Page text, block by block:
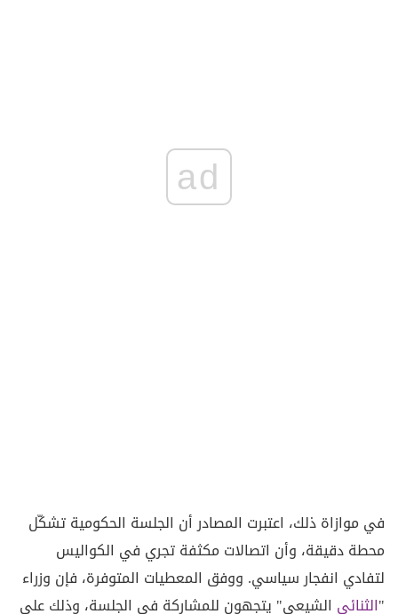
ad
في موازاة ذلك، اعتبرت المصادر أن الجلسة الحكومية تشكّل
محطة دقيقة، وأن اتصالات مكثفة تجري في الكواليس
لتفادي انفجار سياسي. ووفق المعطيات المتوفرة، فإن وزراء
"الثنائي الشيعي" يتجهون للمشاركة في الجلسة، وذلك على